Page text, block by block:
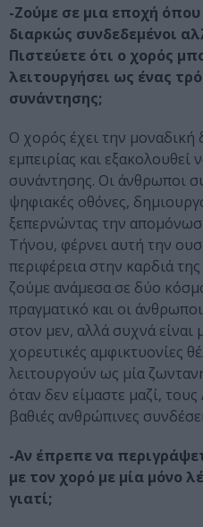
-Ζούμε σε μια εποχή
διαρκώς συνδεδεμένοι
Πιστεύετε ότι ο χορός
λειτουργήσει ως ένας
συνάντησης;
Ο χορός έχει την μοναδική
εμπειρίας και εξακολουθεί
συνάντησης. Οι άνθρωποι
ψηφιακές οθόνες,
ξεπερνώντας την
Τήνου, φέρνει αυτή την
περιφέρεια στην καρδιά
ζούμε ανάμεσα σε δύο
πραγματικό και οι
στον μεν, αλλά συχνά είναι
χορευτικές αμφικτυονίες
λειτουργούν ως μία
όταν δεν είμαστε μαζί,
βαθιές ανθρώπινες
-Αν έπρεπε να
με τον χορό με μία μόνο
γιατί;